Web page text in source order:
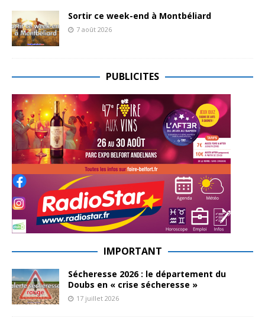
Sortir ce week-end à Montbéliard
7 août 2026
PUBLICITES
IMPORTANT
Sécheresse 2026 : le département du
Doubs en « crise sécheresse »
17 juillet 2026